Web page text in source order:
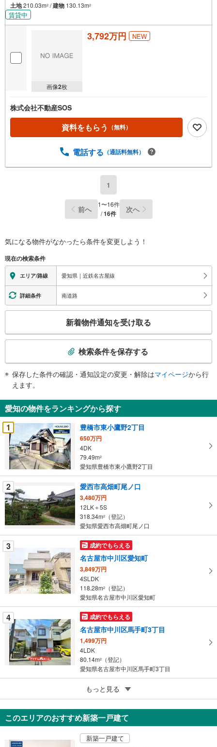
条
件
イ
ペ
保
存
る
土地210.03m2 /建物 130.13m2
賃貸中
画像2枚
3,792万円 NEW
株式会社不動産SOS
資料をもらう （無料）
電話する （通話料無料）
1
前へ 1〜16件
/16件 次へ
気になる物件がなかったら条件を変更しよう！
現在の検索条件
エリア/路線 愛知県｜近鉄名古屋線
詳細条件 南道路
検
知
を
受
け
取
る
・
条
件
を
マ
イ
ー
ジ
に
保
存
す
る
新着物件通知を受け取る
検索条件を保存する
保存した条件の確認・通知設定の変更・解除はマイページから行
えます。
愛知の物件をランキングから探す
1
豊橋市東小鷹野2丁目
650万円
4DK
79.49m2
愛知県豊橋市東小鷹野2丁目
2 愛西市高畑町尾ノ口
3,480万円
12LK＋5S
318.34m2
（登記）
愛知県愛西市高畑町尾ノ口
3 成約でもらえる
名古屋市中川区愛知町
3,849万円
4SLDK
118.28m2
（登記）
愛知県名古屋市中川区愛知町
4 成約でもらえる
名古屋市中川区馬手町3丁目
1,499万円
4LDK
80.14m2
（登記）
愛知県名古屋市中川区馬手町3丁目
成約でもらえる
春日井市白山町7丁目
1,290万円
4DK
愛知県春日井市白山町7丁目
もっと見る
このエリアのおすすめ新築一戸建て
新築一戸建て